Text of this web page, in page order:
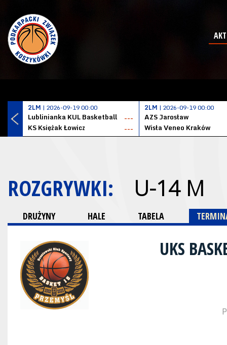
2LM | 2026-09-19 00:00
Lublinianka KUL Basketball
---
KS Księżak Łowicz
---
2LM | 2026-09-19 00:00
AZS Jarosław
Wisła Veneo Kraków
ROZGRYWKI: U-14 M
DRUŻYNY HALE TABELA
UKS